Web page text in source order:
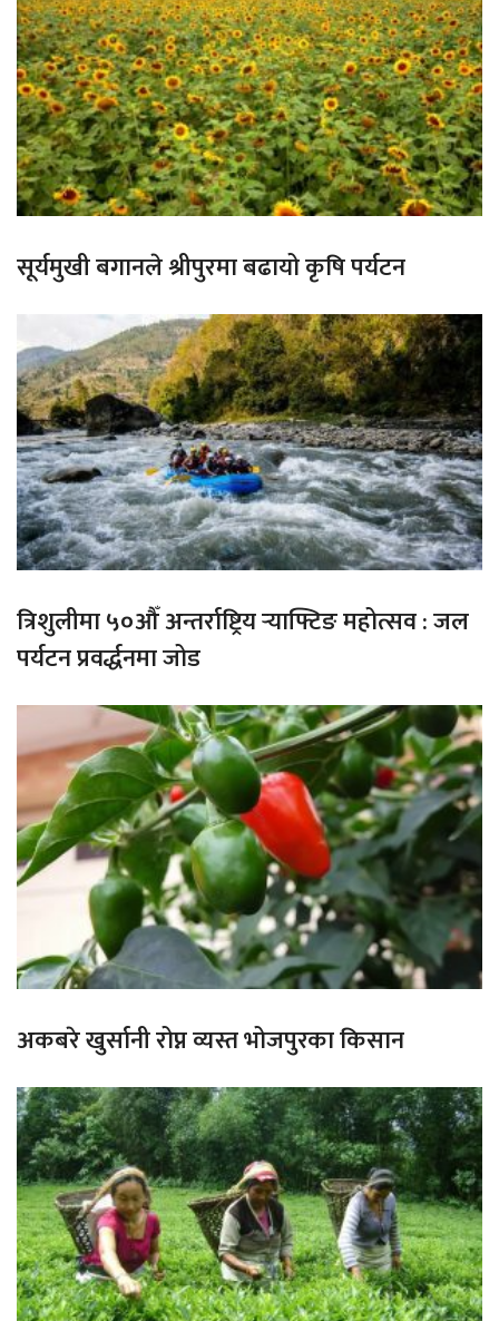
सूर्यमुखी बगानले श्रीपुरमा बढायो कृषि पर्यटन
त्रिशुलीमा ५०औँ अन्तर्राष्ट्रिय र्‍याफ्टिङ महोत्सव : जल
पर्यटन प्रवर्द्धनमा जोड
अकबरे खुर्सानी रोप्न व्यस्त भोजपुरका किसान